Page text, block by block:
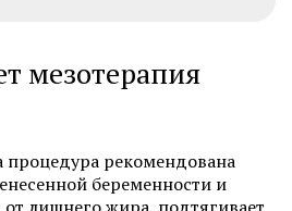
мезотерапия
процедура рекомендована
беременности и